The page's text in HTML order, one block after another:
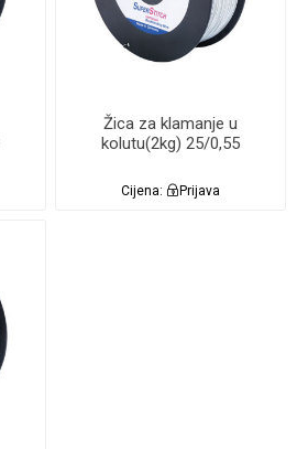
Žica za klamanje u
kolutu(2kg) 25/0,55
Cijena: Prijava